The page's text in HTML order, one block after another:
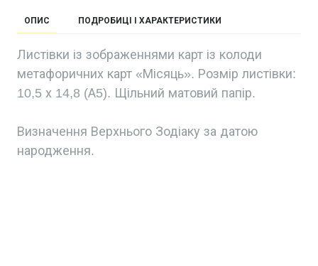
ОПИС ПОДРОБИЦІ І ХАРАКТЕРИСТИКИ
Листівки із зображеннями карт із колоди
метафоричних карт «Місяць». Розмір листівки:
10,5 х 14,8 (А5). Щільний матовий папір.
Визначення Верхнього Зодіаку за датою
народження.